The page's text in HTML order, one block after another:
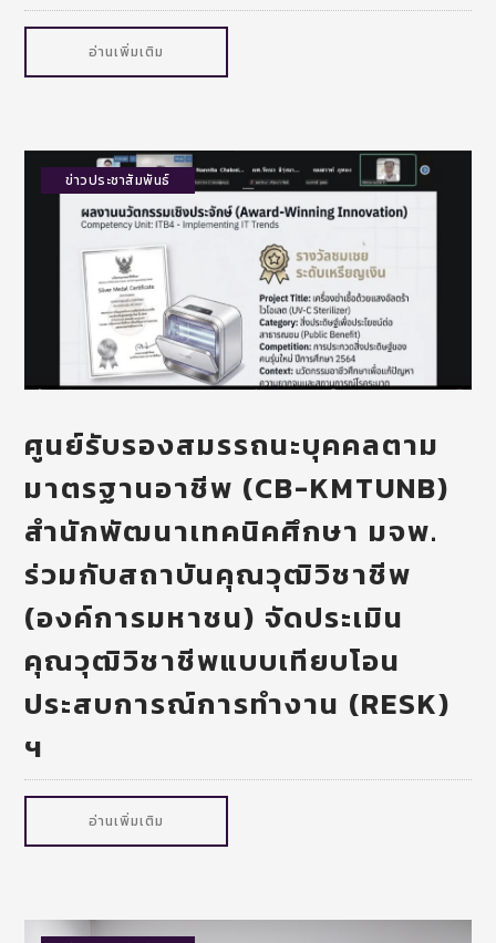
อ่านเพิ่มเติม
ข่าวประชาสัมพันธ์
ศูนย์รับรองสมรรถนะบุคคลตาม
มาตรฐานอาชีพ (CB-KMTUNB)
สำนักพัฒนาเทคนิคศึกษา มจพ.
ร่วมกับสถาบันคุณวุฒิวิชาชีพ
(องค์การมหาชน) จัดประเมิน
คุณวุฒิวิชาชีพแบบเทียบโอน
ประสบการณ์การทำงาน (RESK)
ฯ
อ่านเพิ่มเติม